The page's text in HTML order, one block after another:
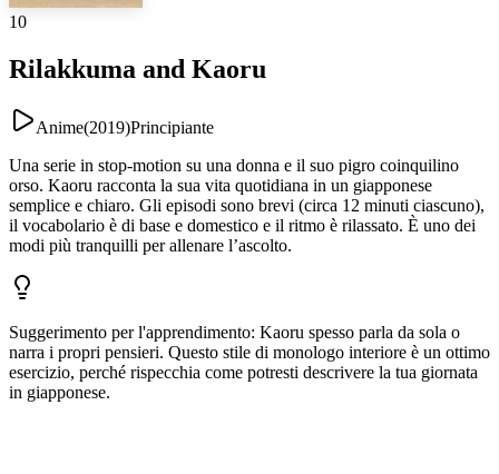
10
Rilakkuma and Kaoru
Anime(2019)Principiante
Una serie in stop-motion su una donna e il suo pigro coinquilino
orso. Kaoru racconta la sua vita quotidiana in un giapponese
semplice e chiaro. Gli episodi sono brevi (circa 12 minuti ciascuno),
il vocabolario è di base e domestico e il ritmo è rilassato. È uno dei
modi più tranquilli per allenare l’ascolto.
Suggerimento per l'apprendimento: Kaoru spesso parla da sola o
narra i propri pensieri. Questo stile di monologo interiore è un ottimo
esercizio, perché rispecchia come potresti descrivere la tua giornata
in giapponese.